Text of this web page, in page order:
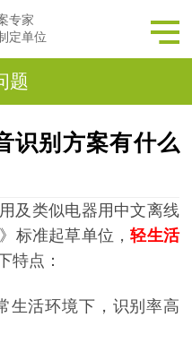
专家
定单位
题
识别方案有什么
及类似电器用中文离线
标准起草单位，轻生活
特点：
生活环境下，识别率高